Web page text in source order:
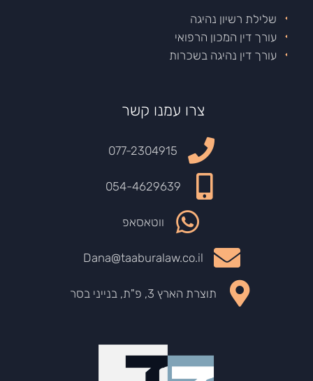
שלילת רשיון נהיגה
עורך דין המכון הרפואי
עורך דין נהיגה בשכרות
צרו עמנו קשר
077-2304915
054-4629639
ווטאסאפ
Dana@taaburalaw.co.il
תוצרת הארץ 3, פ"ת, בנייני בסר